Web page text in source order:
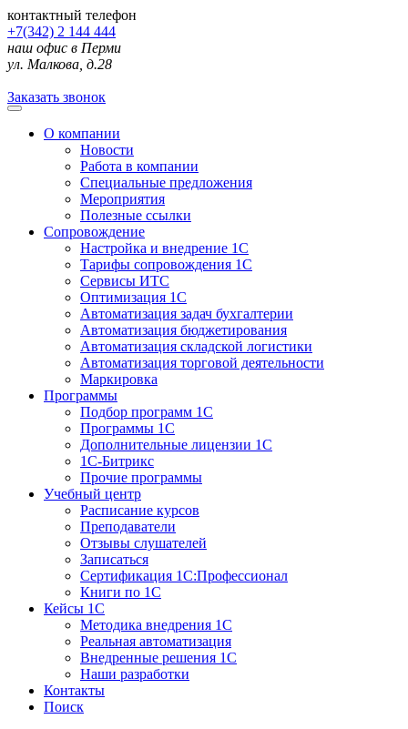
контактный телефон
+7(342) 2 144 444
наш офис в Перми
ул. Малкова, д.28
Заказать звонок
О компании
Новости
Работа в компании
Специальные предложения
Мероприятия
Полезные ссылки
Сопровождение
Настройка и внедрение 1С
Тарифы сопровождения 1С
Сервисы ИТС
Оптимизация 1С
Автоматизация задач бухгалтерии
Автоматизация бюджетирования
Автоматизация складской логистики
Автоматизация торговой деятельности
Маркировка
Программы
Подбор программ 1С
Программы 1С
Дополнительные лицензии 1С
1С-Битрикс
Прочие программы
Учебный центр
Расписание курсов
Преподаватели
Отзывы слушателей
Записаться
Сертификация 1С:Профессионал
Книги по 1С
Кейсы 1С
Методика внедрения 1С
Реальная автоматизация
Внедренные решения 1С
Наши разработки
Контакты
Поиск